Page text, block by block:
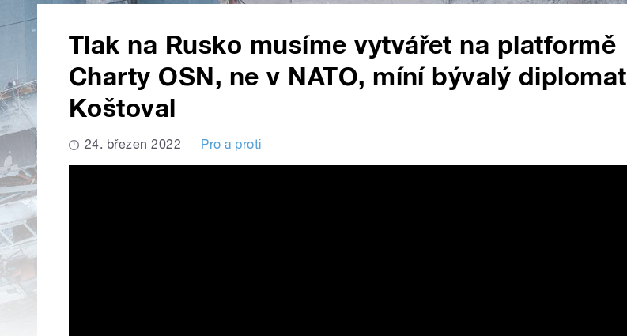
Tlak na Rusko musíme vytvářet na platformě
Charty OSN, ne v NATO, míní bývalý diplomat
Koštoval
24. březen 2022 Pro a proti